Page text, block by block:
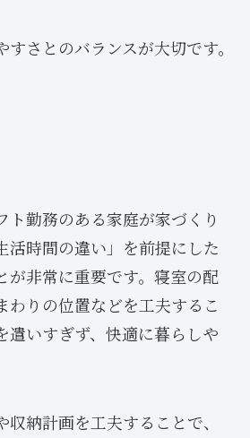
さとのバランスが大切です。
ト勤務のある家庭が家づくり
活時間の違い」を前提にした
が非常に重要です。寝室の配
わりの位置などを工夫するこ
遣いすぎず、快適に暮らしや
納計画を工夫することで、